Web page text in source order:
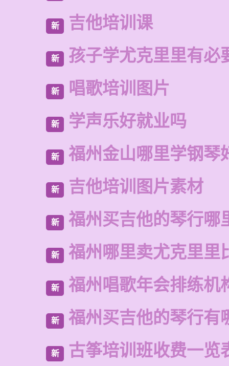
新 吉他培训课
新 孩子学尤克里里有必
新 唱歌培训图片
新 学声乐好就业吗
新 福州金山哪里学钢琴
新 吉他培训图片素材
新 福州买吉他的琴行哪
新 福州哪里卖尤克里里
新 福州唱歌年会排练机
新 福州买吉他的琴行有
新 古筝培训班收费一览